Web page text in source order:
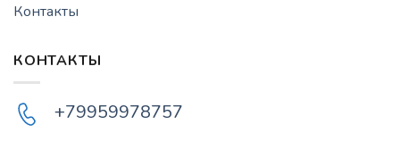
Контакты
КОНТАКТЫ
+79959978757